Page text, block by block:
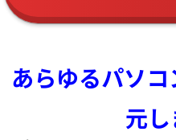
あらゆるパソ
元し